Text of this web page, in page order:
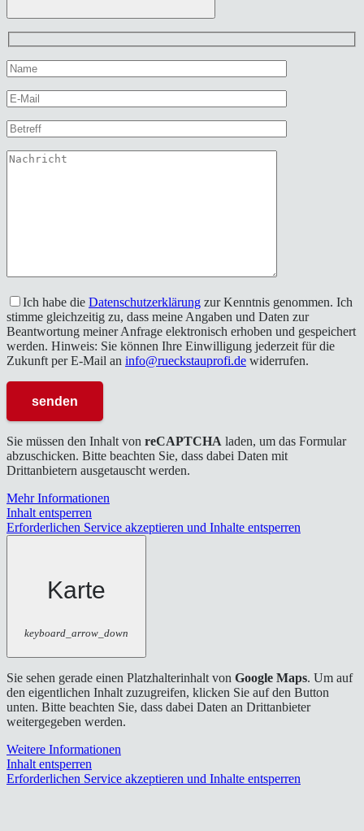
Ich habe die Datenschutzerklärung zur Kenntnis genommen. Ich
stimme gleichzeitig zu, dass meine Angaben und Daten zur
Beantwortung meiner Anfrage elektronisch erhoben und gespeichert
werden. Hinweis: Sie können Ihre Einwilligung jederzeit für die
Zukunft per E-Mail an info@rueckstauprofi.de widerrufen.
Sie müssen den Inhalt von reCAPTCHA laden, um das Formular
abzuschicken. Bitte beachten Sie, dass dabei Daten mit
Drittanbietern ausgetauscht werden.
Mehr Informationen
Inhalt entsperren
Erforderlichen Service akzeptieren und Inhalte entsperren
Karte
keyboard_arrow_down
Sie sehen gerade einen Platzhalterinhalt von Google Maps. Um auf
den eigentlichen Inhalt zuzugreifen, klicken Sie auf den Button
unten. Bitte beachten Sie, dass dabei Daten an Drittanbieter
weitergegeben werden.
Weitere Informationen
Inhalt entsperren
Erforderlichen Service akzeptieren und Inhalte entsperren